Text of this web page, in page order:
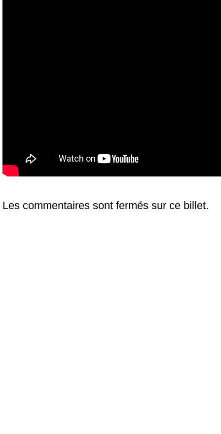
Les commentaires sont fermés sur ce billet.